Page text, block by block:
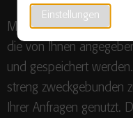
Einstellungen
Mit dem Abstenden
die von Ihnen
und gespeichert
streng zweckgebunden
Ihrer Anfragen genutzt.